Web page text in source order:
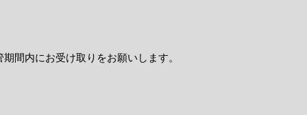
間内にお受け取りをお願いします。